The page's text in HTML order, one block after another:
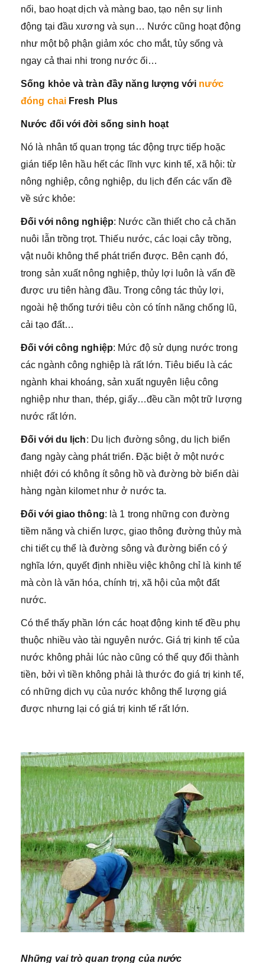
nối, bao hoạt dịch và màng bao, tạo nên sự linh
động tại đầu xương và sụn… Nước cũng hoạt động
như một bộ phận giảm xóc cho mắt, tủy sống và
ngay cả thai nhi trong nước ối…
Sống khỏe và tràn đầy năng lượng với nước
đóng chaiFresh Plus
Nước đối với đời sống sinh hoạt
Nó là nhân tố quan trọng tác động trực tiếp hoặc
gián tiếp lên hầu hết các lĩnh vực kinh tế, xã hội: từ
nông nghiệp, công nghiệp, du lịch đến các vấn đề
về sức khỏe:
Đối với nông nghiệp: Nước cần thiết cho cả chăn
nuôi lẫn trồng trọt. Thiếu nước, các loại cây trồng,
vật nuôi không thể phát triển được. Bên cạnh đó,
trong sản xuất nông nghiệp, thủy lợi luôn là vấn đề
được ưu tiên hàng đầu. Trong công tác thủy lợi,
ngoài hệ thống tưới tiêu còn có tính năng chống lũ,
cải tạo đất…
Đối với công nghiệp: Mức độ sử dụng nước trong
các ngành công nghiệp là rất lớn. Tiêu biểu là các
ngành khai khoáng, sản xuất nguyên liệu công
nghiệp như than, thép, giấy…đều cần một trữ lượng
nước rất lớn.
Đối với du lịch: Du lịch đường sông, du lịch biển
đang ngày càng phát triển. Đặc biệt ở một nước
nhiệt đới có không ít sông hồ và đường bờ biển dài
hàng ngàn kilomet như ở nước ta.
Đối với giao thông: là 1 trong những con đường
tiềm năng và chiến lược, giao thông đường thủy mà
chi tiết cụ thể là đường sông và đường biển có ý
nghĩa lớn, quyết định nhiều việc không chỉ là kinh tế
mà còn là văn hóa, chính trị, xã hội của một đất
nước.
Có thể thấy phần lớn các hoạt động kinh tế đều phụ
thuộc nhiều vào tài nguyên nước. Giá trị kinh tế của
nước không phải lúc nào cũng có thể quy đổi thành
tiền, bởi vì tiền không phải là thước đo giá trị kinh tế,
có những dịch vụ của nước không thể lượng giá
được nhưng lại có giá trị kinh tế rất lớn.
Những vai trò quan trọng của nước